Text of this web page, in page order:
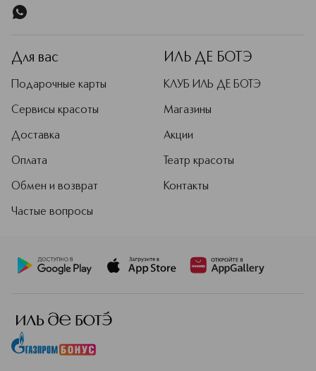
Для вас
Подарочные карты
Сервисы красоты
Доставка
Оплата
Обмен и возврат
Частые вопросы
ИЛЬ ДЕ БОТЭ
КЛУБ ИЛЬ ДЕ БОТЭ
Магазины
Акции
Театр красоты
Контакты